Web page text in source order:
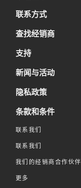
联系方式
查找经销商
支持
新闻与活动
隐私政策
条款和条件
联系我们
联系我们
我们的经销商合作伙伴
更多